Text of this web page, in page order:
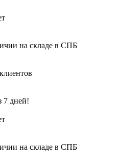
на складе в СПБ
7 дней!
на складе в СПБ